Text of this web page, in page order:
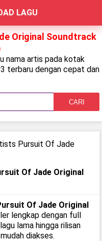
LAGU
Original Soundtrack
nama artis pada kotak
terbaru dengan cepat dan
CARI
Pursuit Of Jade
Of Jade Original
Of Jade Original
lengkap dengan full
lama hingga rilisan
diakses.